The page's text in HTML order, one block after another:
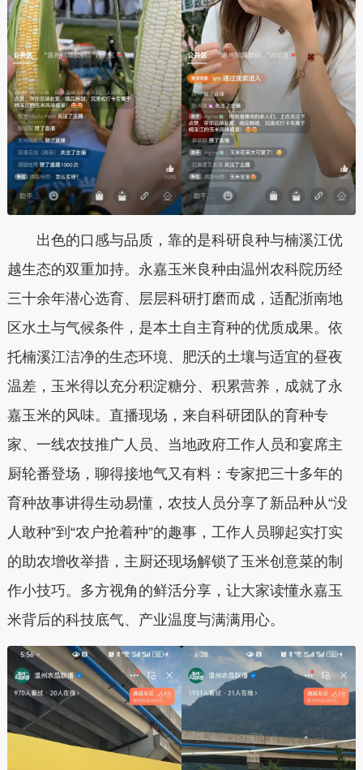
出色的口感与品质，靠的是科研良种与楠溪江优
越生态的双重加持。永嘉玉米良种由温州农科院历经
三十余年潜心选育、层层科研打磨而成，适配浙南地
区水土与气候条件，是本土自主育种的优质成果。依
托楠溪江洁净的生态环境、肥沃的土壤与适宜的昼夜
温差，玉米得以充分积淀糖分、积累营养，成就了永
嘉玉米的风味。直播现场，来自科研团队的育种专
家、一线农技推广人员、当地政府工作人员和宴席主
厨轮番登场，聊得接地气又有料：专家把三十多年的
育种故事讲得生动易懂，农技人员分享了新品种从“没
人敢种”到“农户抢着种”的趣事，工作人员聊起实打实
的助农增收举措，主厨还现场解锁了玉米创意菜的制
作小技巧。多方视角的鲜活分享，让大家读懂永嘉玉
米背后的科技底气、产业温度与满满用心。